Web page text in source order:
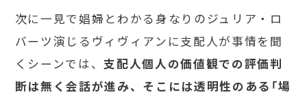
次に一見で娼婦とわかる身なりのジュリア・ロ
バーツ演じるヴィヴィアンに支配人が事情を聞
くシーンでは、支配人個人の価値観での評価判
断は無く会話が進み、そこには透明性のある「場